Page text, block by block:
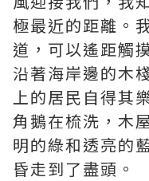
極最近的距離。
道，可以遙距觸
沿著海岸邊的木
上的居民自得其
角鵝在梳洗，木
明的綠和透亮的
昏走到了盡頭。